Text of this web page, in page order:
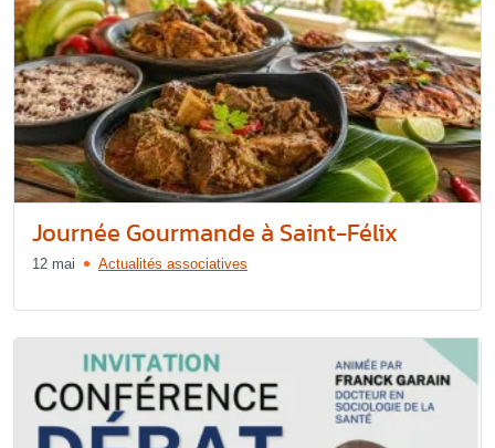
Journée Gourmande à Saint-Félix
12 mai Actualités associatives